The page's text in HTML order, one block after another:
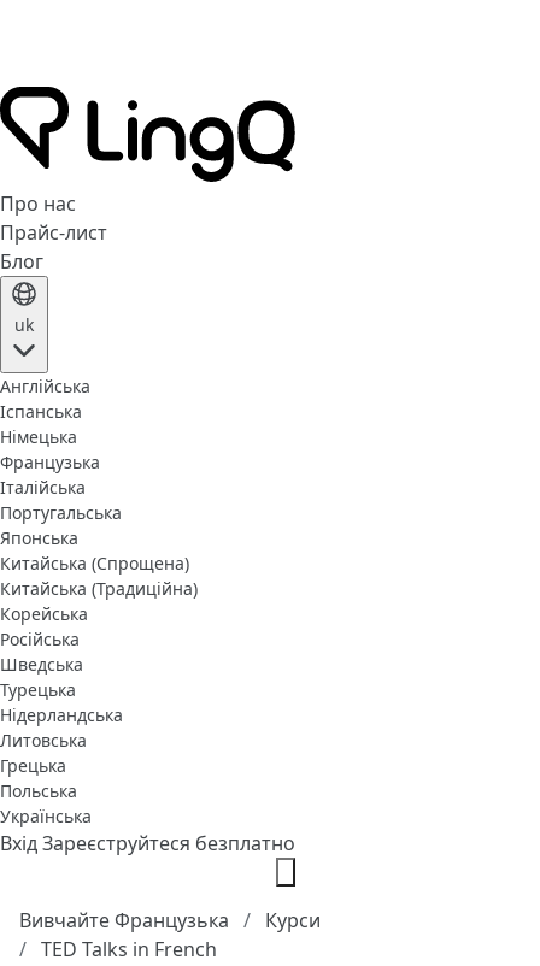
Про нас
Прайс-лист
Блог
uk
Англійська
Іспанська
Німецька
Французька
Італійська
Португальська
Японська
Китайська (Спрощена)
Китайська (Традиційна)
Корейська
Російська
Шведська
Турецька
Нідерландська
Литовська
Грецька
Польська
Українська
ВхідЗареєструйтеся безплатно
Вивчайте Французька
Курси
TED Talks in French